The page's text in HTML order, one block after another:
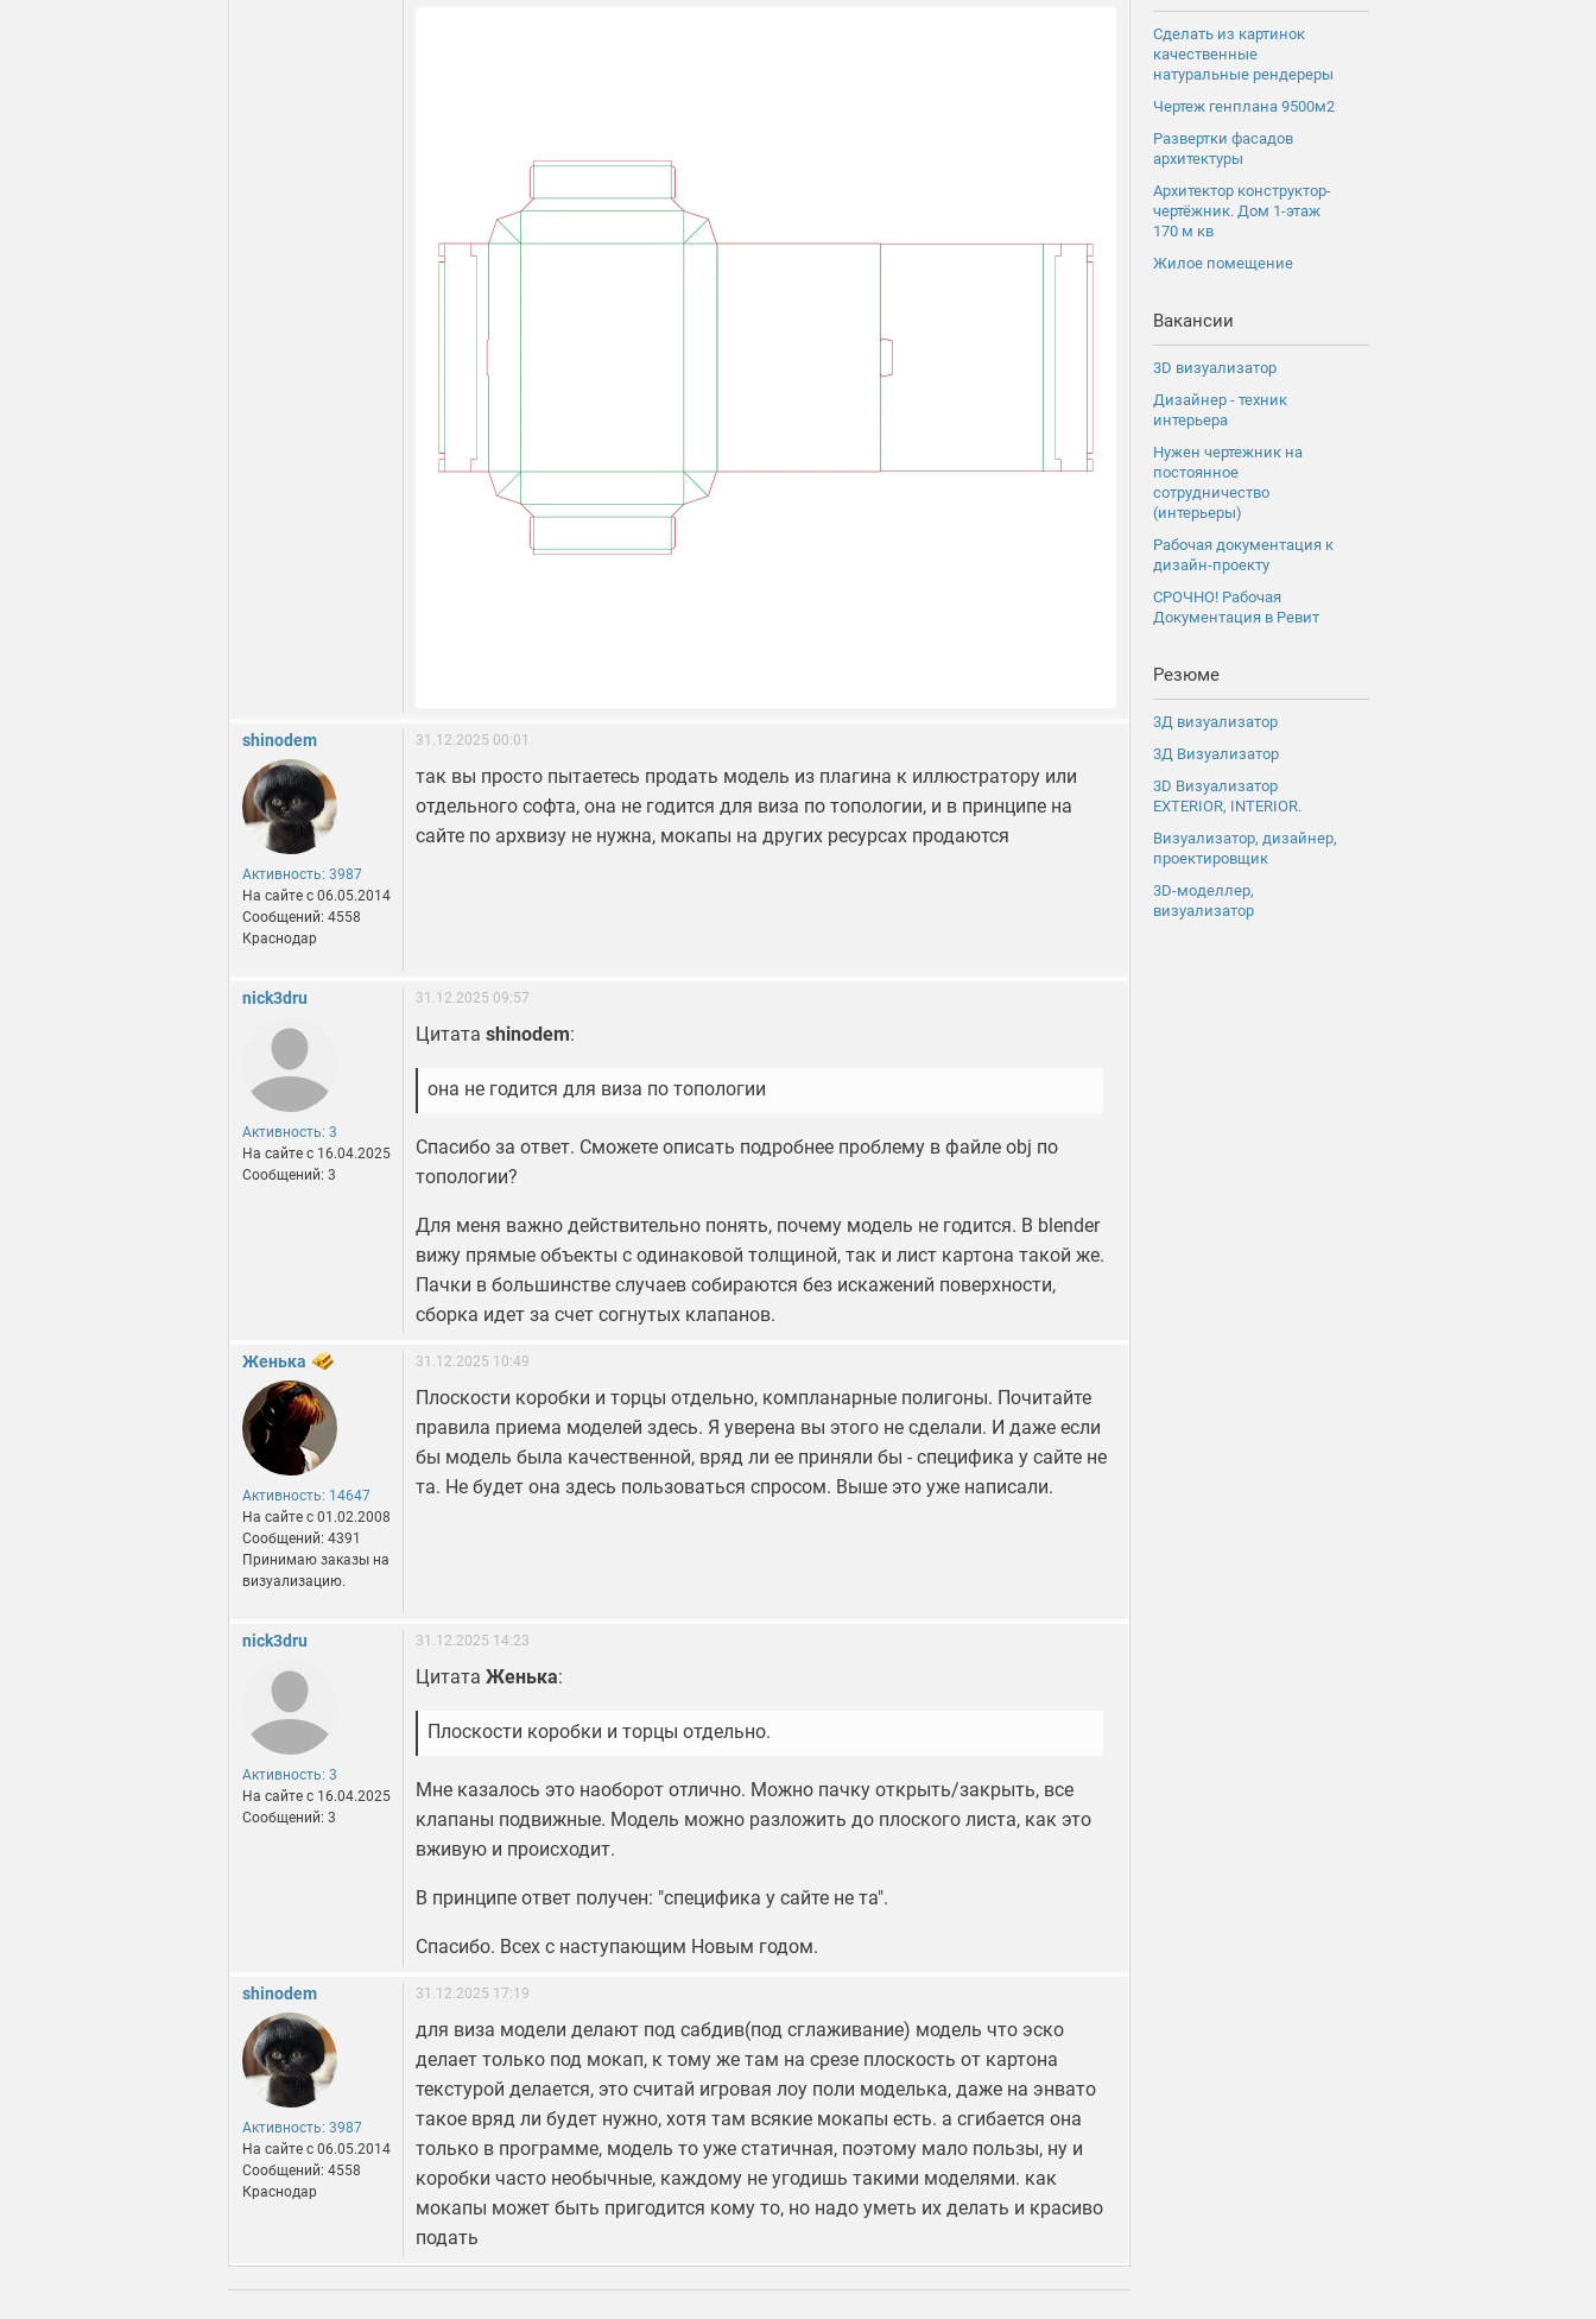
shinodem
Активность: 3987
На сайте c 06.05.2014
Сообщений: 4558
Краснодар
31.12.2025 00:01
так вы просто пытаетесь продать модель из плагина к иллюстратору или
отдельного софта, она не годится для виза по топологии, и в принципе на
сайте по архвизу не нужна, мокапы на других ресурсах продаются
nick3dru
Активность: 3
На сайте c 16.04.2025
Сообщений: 3
31.12.2025 09:57
Цитата shinodem:
она не годится для виза по топологии
Спасибо за ответ. Сможете описать подробнее проблему в файле obj по
топологии?
Для меня важно действительно понять, почему модель не годится. В blender
вижу прямые объекты с одинаковой толщиной, так и лист картона такой же.
Пачки в большинстве случаев собираются без искажений поверхности,
сборка идет за счет согнутых клапанов.
Женька
Активность: 14647
На сайте c 01.02.2008
Сообщений: 4391
Принимаю заказы на
визуализацию.
31.12.2025 10:49
Плоскости коробки и торцы отдельно, компланарные полигоны. Почитайте
правила приема моделей здесь. Я уверена вы этого не сделали. И даже если
бы модель была качественной, вряд ли ее приняли бы - специфика у сайте не
та. Не будет она здесь пользоваться спросом. Выше это уже написали.
nick3dru
Активность: 3
На сайте c 16.04.2025
Сообщений: 3
31.12.2025 14:23
Цитата Женька:
Плоскости коробки и торцы отдельно.
Мне казалось это наоборот отлично. Можно пачку открыть/закрыть, все
клапаны подвижные. Модель можно разложить до плоского листа, как это
вживую и происходит.
В принципе ответ получен: "специфика у сайте не та".
Спасибо. Всех с наступающим Новым годом.
shinodem
Активность: 3987
На сайте c 06.05.2014
Сообщений: 4558
Краснодар
31.12.2025 17:19
для виза модели делают под сабдив(под сглаживание) модель что эско
делает только под мокап, к тому же там на срезе плоскость от картона
текстурой делается, это считай игровая лоу поли моделька, даже на энвато
такое вряд ли будет нужно, хотя там всякие мокапы есть. а сгибается она
только в программе, модель то уже статичная, поэтому мало пользы, ну и
коробки часто необычные, каждому не угодишь такими моделями. как
мокапы может быть пригодится кому то, но надо уметь их делать и красиво
подать
Сделать из картинок
качественные
натуральные рендереры
Чертеж генплана 9500м2
Развертки фасадов
архитектуры
Архитектор конструктор-
чертёжник. Дом 1-этаж
170 м кв
Жилое помещение
Вакансии
3D визуализатор
Дизайнер - техник
интерьера
Нужен чертежник на
постоянное
сотрудничество
(интерьеры)
Рабочая документация к
дизайн-проекту
СРОЧНО! Рабочая
Документация в Ревит
Резюме
3Д визуализатор
3Д Визуализатор
3D Визуализатор
EXTERIOR, INTERIOR.
Визуализатор, дизайнер,
проектировщик
3D-моделлер,
визуализатор